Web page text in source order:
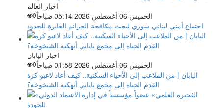
اخبار العالم
الخميس 06 أغسطس 2026 05:14 صباحاً
0
اجتماع أمني لبناني سوري لبحث مكافحة الجرائم العابرة للحدود
اخبار اليابان
الخميس 06 أغسطس 2026 01:58 صباحاً
0
اليابان | من الملاعب إلى الأحياء السكنية.. كيف أعاد لاعبو كرة
القدم الحياة إلى مجمع ياباني أنهكته الشيخوخة؟